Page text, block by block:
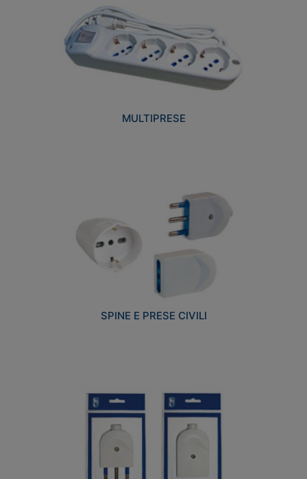
MULTIPRESE
SPINE E PRESE CIVILI